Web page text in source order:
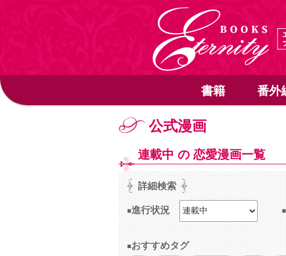
書籍 番外
公式漫画
連載中 の 恋愛漫画一覧
詳細検索
進行状況
おすすめタグ